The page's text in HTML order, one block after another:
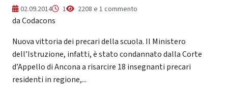
02.09.2014 1 2208 e 1 commento
da Codacons
Nuova vittoria dei precari della scuola. Il Ministero
dell’Istruzione, infatti, è stato condannato dalla Corte
d’Appello di Ancona a risarcire 18 insegnanti precari
residenti in regione,...